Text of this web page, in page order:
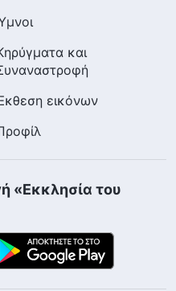
και
εικόνων
«Εκκλησία του